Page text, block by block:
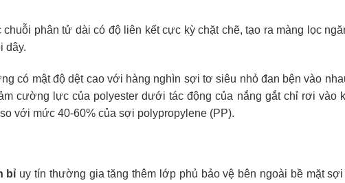
phân tử dài có độ liên kết cực kỳ chặt chẽ, tạo ra màng lọc
dây.
có mật độ dệt cao với hàng nghìn sợi tơ siêu nhỏ đan bện vào
cường lực của polyester dưới tác động của nắng gắt chỉ rơi vào
với mức 40-60% của sợi polypropylene (PP).
bỉ uy tín thường gia tăng thêm lớp phủ bảo vệ bên ngoài bề mặt